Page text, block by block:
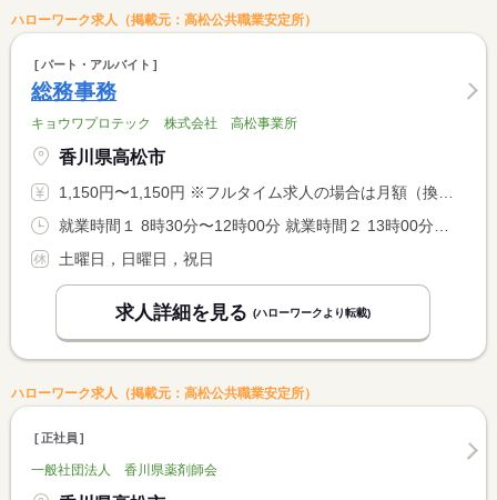
ハローワーク求人（掲載元：高松公共職業安定所）
パート・アルバイト
総務事務
キョウワプロテック 株式会社 高松事業所
香川県高松市
1,150円〜1,150円 ※フルタイム求人の場合は月額（換算額）、パート求人の場合は時間額を表示しています。
土曜日，日曜日，祝日
求人詳細を見る (ハローワークより転載)
ハローワーク求人（掲載元：高松公共職業安定所）
正社員
一般社団法人 香川県薬剤師会